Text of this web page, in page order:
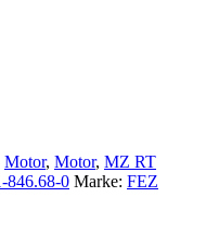
Motor, Motor, MZ RT
846.68-0 Marke: FEZ